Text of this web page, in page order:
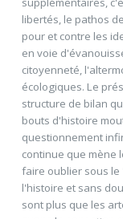
libertés, le pathos
pour et contre les
en voie
citoyenneté,
écologiques. Le
structure de bilan
bouts d'histoire
questionnement
continue que mène
faire oublier sous
l'histoire et sans
sont plus que les